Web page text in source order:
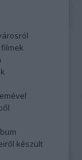
készült